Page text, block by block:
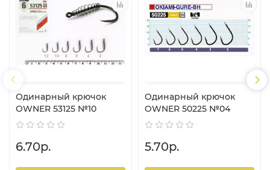
Одинарный крючок
OWNER 53125 №10
6.70р.
Одинарный крючок
OWNER 50225 №04
5.70р.